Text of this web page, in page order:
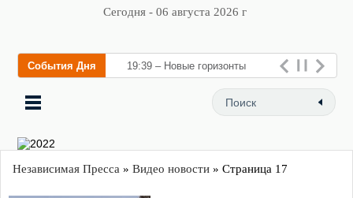
Сегодня - 06 августа 2026 г
События Дня 19:39 – Новые горизонты
флебологии: в Москве
открылся «Городской центр
заболеваний в
Независимая Пресса » Видео новости » Страница 17